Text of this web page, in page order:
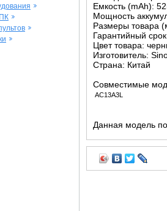
Емкость (mAh):
Мощность
Размеры товара
Гарантийный
Цвет товара:
Изготовитель:
Страна: Китай
Совместимые
AC13A3L
Данная модель